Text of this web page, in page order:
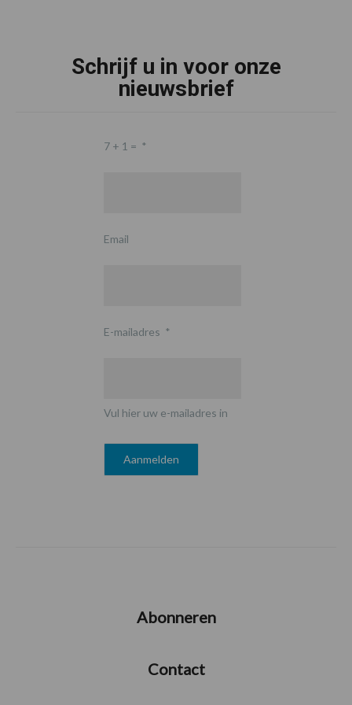
Schrijf u in voor onze
nieuwsbrief
7 + 1 = *
Email
E-mailadres *
Vul hier uw e-mailadres in
Abonneren
Contact